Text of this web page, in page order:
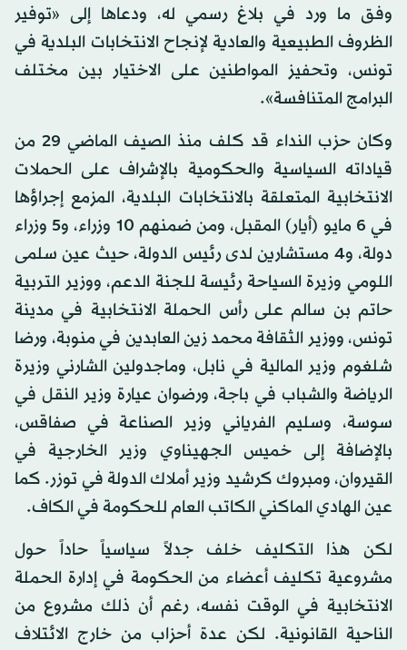
وفق ما ورد في بلاغ رسمي له، ودعاها إلى «توفير
الظروف الطبيعية والعادية لإنجاح الانتخابات البلدية في
تونس، وتحفيز المواطنين على الاختيار بين مختلف
البرامج المتنافسة».
وكان حزب النداء قد كلف منذ الصيف الماضي 29 من
قياداته السياسية والحكومية بالإشراف على الحملات
الانتخابية المتعلقة بالانتخابات البلدية، المزمع إجراؤها
في 6 مايو (أيار) المقبل، ومن ضمنهم 10 وزراء، و5 وزراء
دولة، و4 مستشارين لدى رئيس الدولة، حيث عين سلمى
اللومي وزيرة السياحة رئيسة للجنة الدعم، ووزير التربية
حاتم بن سالم على رأس الحملة الانتخابية في مدينة
تونس، ووزير الثقافة محمد زين العابدين في منوبة، ورضا
شلغوم وزير المالية في نابل، وماجدولين الشارني وزيرة
الرياضة والشباب في باجة، ورضوان عيارة وزير النقل في
سوسة، وسليم الفرياني وزير الصناعة في صفاقس،
بالإضافة إلى خميس الجهيناوي وزير الخارجية في
القيروان، ومبروك كرشيد وزير أملاك الدولة في توزر. كما
عين الهادي الماكني الكاتب العام للحكومة في الكاف.
لكن هذا التكليف خلف جدلاً سياسياً حاداً حول
مشروعية تكليف أعضاء من الحكومة في إدارة الحملة
الانتخابية في الوقت نفسه، رغم أن ذلك مشروع من
الناحية القانونية. لكن عدة أحزاب من خارج الائتلاف